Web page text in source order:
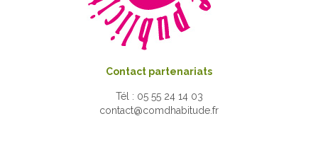
Contact partenariats
Tél : 05 55 24 14 03
contact@comdhabitude.fr